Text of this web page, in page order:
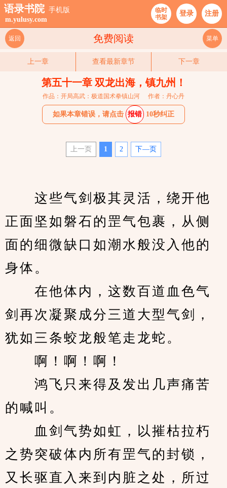
语录书院 手机版
m.yulusy.com
临时
书架
登录 注册
免费阅读
返回 菜单
上一章 查看最新章节 下一章
第五十一章 双龙出海，镇九州！
作品：开局高武：极道国术拳镇山河 作者：丹心丹
如果本章错误，请点击 报错 10秒纠正
上一页 1 2 下—页
这些气剑极其灵活，绕开他
正面坚如磐石的罡气包裹，从侧
面的细微缺口如潮水般没入他的
身体。
在他体内，这数百道血色气
剑再次凝聚成分三道大型气剑，
犹如三条蛟龙般笔走龙蛇。
啊！啊！啊！
鸿飞只来得及发出几声痛苦
的喊叫。
血剑气势如虹，以摧枯拉朽
之势突破体内所有罡气的封锁，
又长驱直入来到内脏之处，所过